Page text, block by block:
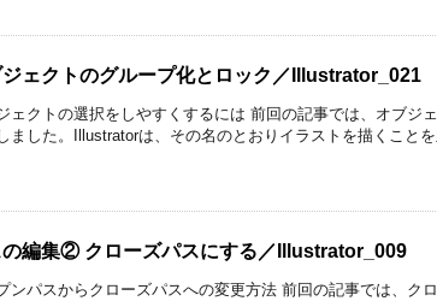
ェクトのグループ化とロック／Illustrator_021
ェクトの選択をしやすくするには 前回の記事では、オブジ
ました。Illustratorは、その名のとおりイラストを描くこと
編集② クローズパスにする／Illustrator_009
ンパスからクローズパスへの変更方法 前回の記事では、ク